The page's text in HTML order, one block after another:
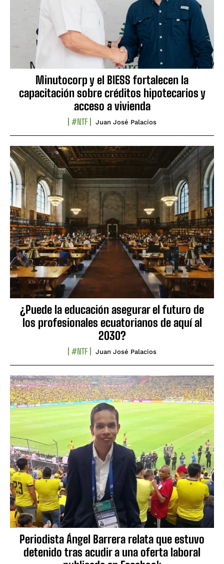
Minutocorp y el BIESS fortalecen la
capacitación sobre créditos hipotecarios y
acceso a vivienda
#NTF Juan José Palacios
¿Puede la educación asegurar el futuro de
los profesionales ecuatorianos de aquí al
2030?
#NTF Juan José Palacios
Periodista Ángel Barrera relata que estuvo
detenido tras acudir a una oferta laboral